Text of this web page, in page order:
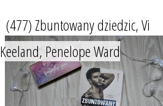
(477) Zbuntowany dziedzic, Vi
Keeland, Penelope Ward